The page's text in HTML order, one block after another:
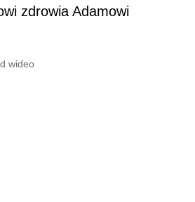
zdrowia Adamowi
wideo